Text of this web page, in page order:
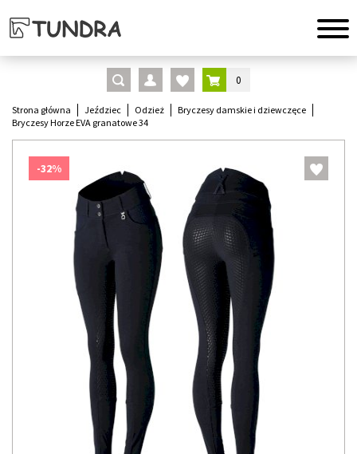
0
Strona główna Jeździec Odzież
Bryczesy damskie i dziewczęce
Bryczesy Horze EVA granatowe 34
-32%